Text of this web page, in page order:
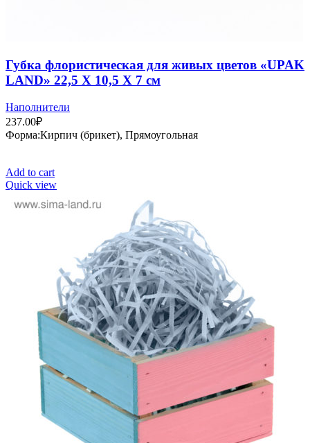
Губка флористическая для живых цветов «UPAK
LAND» 22,5 Х 10,5 Х 7 см
Наполнители
237.00₽
Форма:Кирпич (брикет), Прямоугольная
Add to cart
Quick view